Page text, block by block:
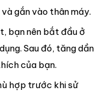
gắn vào thân máy.
bạn nên bắt đầu ở
Sau đó, tăng dần
của bạn.
hợp trước khi sử